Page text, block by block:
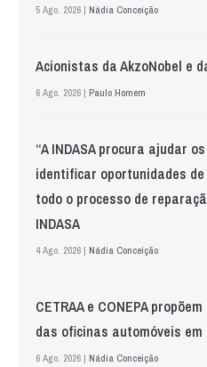
5 Ago. 2026 | Nádia Conceição
Acionistas da AkzoNobel e
6 Ago. 2026 | Paulo Homem
“A INDASA procura ajudar
identificar oportunidades
todo o processo de
INDASA
4 Ago. 2026 | Nádia Conceição
CETRAA e CONEPA
das oficinas automóveis em
6 Ago. 2026 | Nádia Conceição